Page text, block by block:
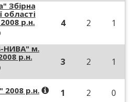
Збірна
області
р.н.
4 2 1
м.
р.н.
3 2 1
2008 р.н. 1 2 0